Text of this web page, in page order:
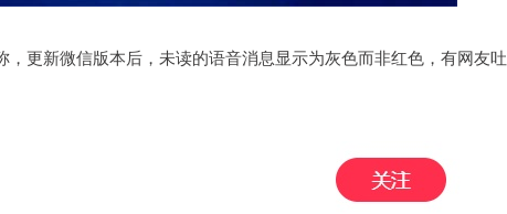
更新微信版本后，未读的语音消息显示为灰色而非红色，有网友吐